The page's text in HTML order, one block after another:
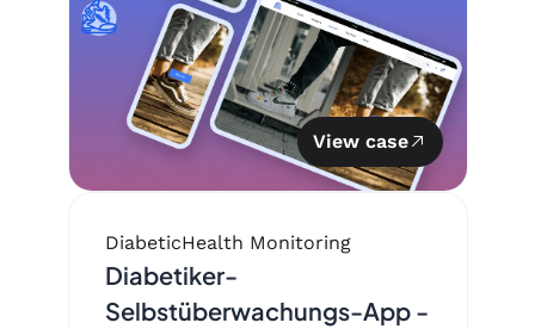
View case
DiabeticHealth Monitoring
Diabetiker-
Selbstüberwachungs-App -